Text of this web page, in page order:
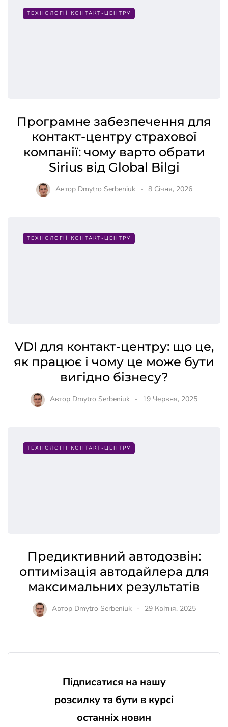
ТЕХНОЛОГІЇ КОНТАКТ-ЦЕНТРУ
Програмне забезпечення для
контакт-центру страхової
компанії: чому варто обрати
Sirius від Global Bilgi
Автор Dmytro Serbeniuk 8 Січня, 2026
ТЕХНОЛОГІЇ КОНТАКТ-ЦЕНТРУ
VDI для контакт-центру: що це,
як працює і чому це може бути
вигідно бізнесу?
Автор Dmytro Serbeniuk 19 Червня, 2025
ТЕХНОЛОГІЇ КОНТАКТ-ЦЕНТРУ
Предиктивний автодозвін:
оптимізація автодайлера для
максимальних результатів
Автор Dmytro Serbeniuk 29 Квітня, 2025
Підписатися на нашу
розсилку та бути в курсі
останніх новин